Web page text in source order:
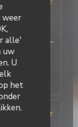
weer
alle'
uw
U
het
/5 Kwaliteit / Prijs
fait le
la salle. Je ne